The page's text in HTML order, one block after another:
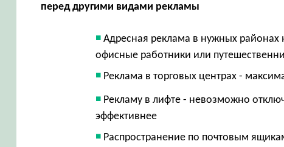
перед другими видами рекламы
Адресная реклама в нужных
офисные работники или
Реклама в торговых центрах -
Рекламу в лифте - невозможно
эффективнее
Распространение по почтовым